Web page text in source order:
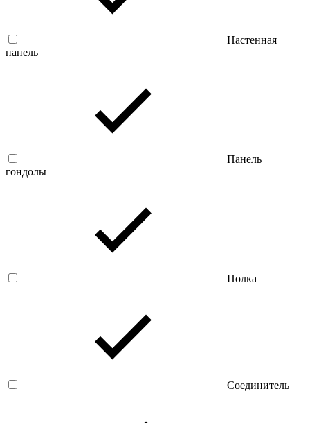
Настенная
панель
Панель
гондолы
Полка
Соединитель